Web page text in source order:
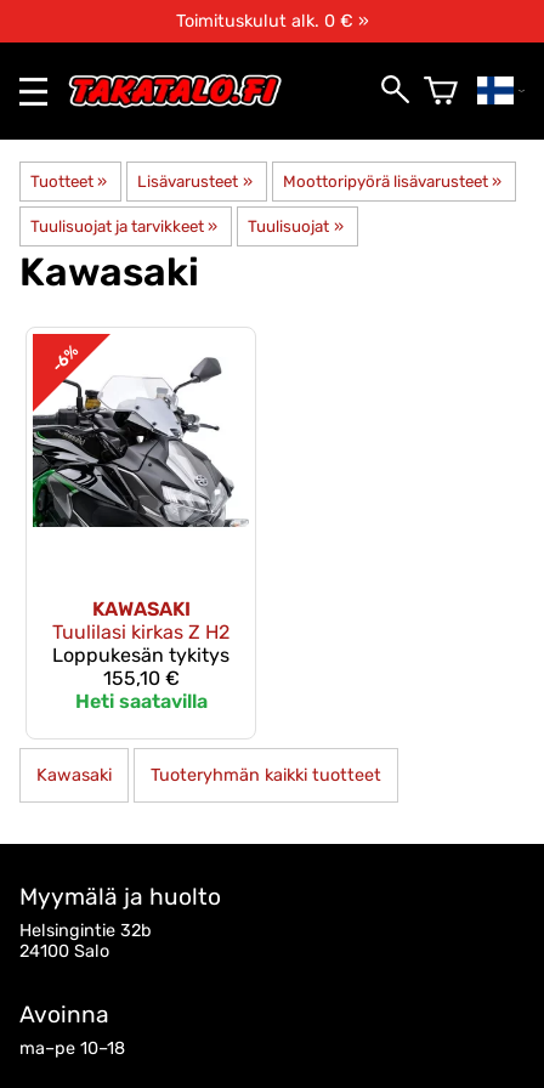
Toimituskulut alk. 0 € »
Tuotteet ‪» Lisävarusteet ‪» Moottoripyörä lisävarusteet ‪»
Tuulisuojat ja tarvikkeet ‪» Tuulisuojat ‪»
Kawasaki
-6%
KAWASAKI
Tuulilasi kirkas Z H2
Loppukesän tykitys
155,10 €
Heti saatavilla
Kawasaki Tuoteryhmän kaikki tuotteet
Myymälä ja huolto
Helsingintie 32b
24100 Salo
Avoinna
ma–pe 10–18